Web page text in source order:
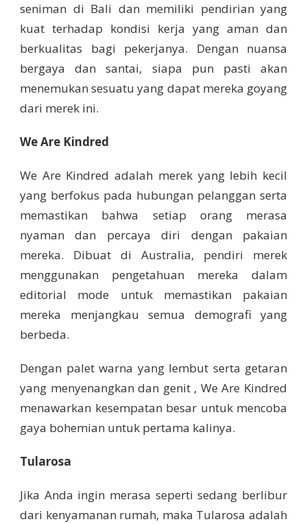
seniman di Bali dan memiliki pendirian yang
kuat terhadap kondisi kerja yang aman dan
berkualitas bagi pekerjanya. Dengan nuansa
bergaya dan santai, siapa pun pasti akan
menemukan sesuatu yang dapat mereka goyang
dari merek ini.
We Are Kindred
We Are Kindred adalah merek yang lebih kecil
yang berfokus pada hubungan pelanggan serta
memastikan bahwa setiap orang merasa
nyaman dan percaya diri dengan pakaian
mereka. Dibuat di Australia, pendiri merek
menggunakan pengetahuan mereka dalam
editorial mode untuk memastikan pakaian
mereka menjangkau semua demografi yang
berbeda.
Dengan palet warna yang lembut serta getaran
yang menyenangkan dan genit , We Are Kindred
menawarkan kesempatan besar untuk mencoba
gaya bohemian untuk pertama kalinya.
Tularosa
Jika Anda ingin merasa seperti sedang berlibur
dari kenyamanan rumah, maka Tularosa adalah